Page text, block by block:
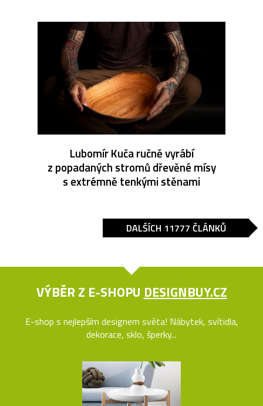
Lubomír Kuča ručně vyrábí
z popadaných stromů dřevěné mísy
s extrémně tenkými stěnami
DALŠÍCH 11777 ČLÁNKŮ
VÝBĚR Z E-SHOPU DESIGNBUY.CZ
E-shop s nejlepším designem světa! Nábytek, svítidla,
dekorace, sklo, šperky...